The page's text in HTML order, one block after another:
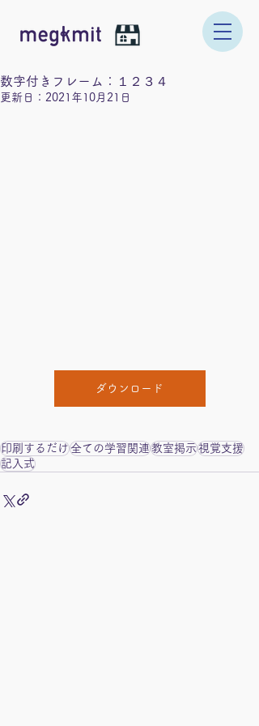
数字付きフレーム：１２３４
更新日： 2021年10月21日
ダウンロード
印刷するだけ全ての学習関連教室掲示視覚支援
記入式